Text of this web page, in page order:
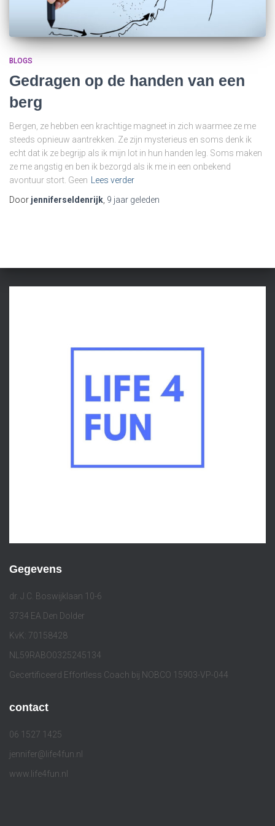
BLOGS
Gedragen op de handen van een
berg
Bergen, ze hebben een krachtige magneet in zich waarmee ze me
steeds opnieuw aantrekken. Ze zijn mysterieus en soms denk ik
echt dat ik ze begrijp als ik mijn lot in hun handen leg. Soms maken
ze me angstig en ben ik bezorgd als ik me in een onbekend
avontuur stort. Geen Lees verder
Door jenniferseldenrijk 9 jaar geleden
Gegevens
dr. J.C. Boswijklaan 10-6
3734 EA Den Dolder
KvK: 70158428
NL59RABO0325245134
Gecertificeerd Effortless Coach bij NOBCO 15903-VP-044
contact
06 1527 1425
jennifer@life4fun.nl
www.life4fun.nl